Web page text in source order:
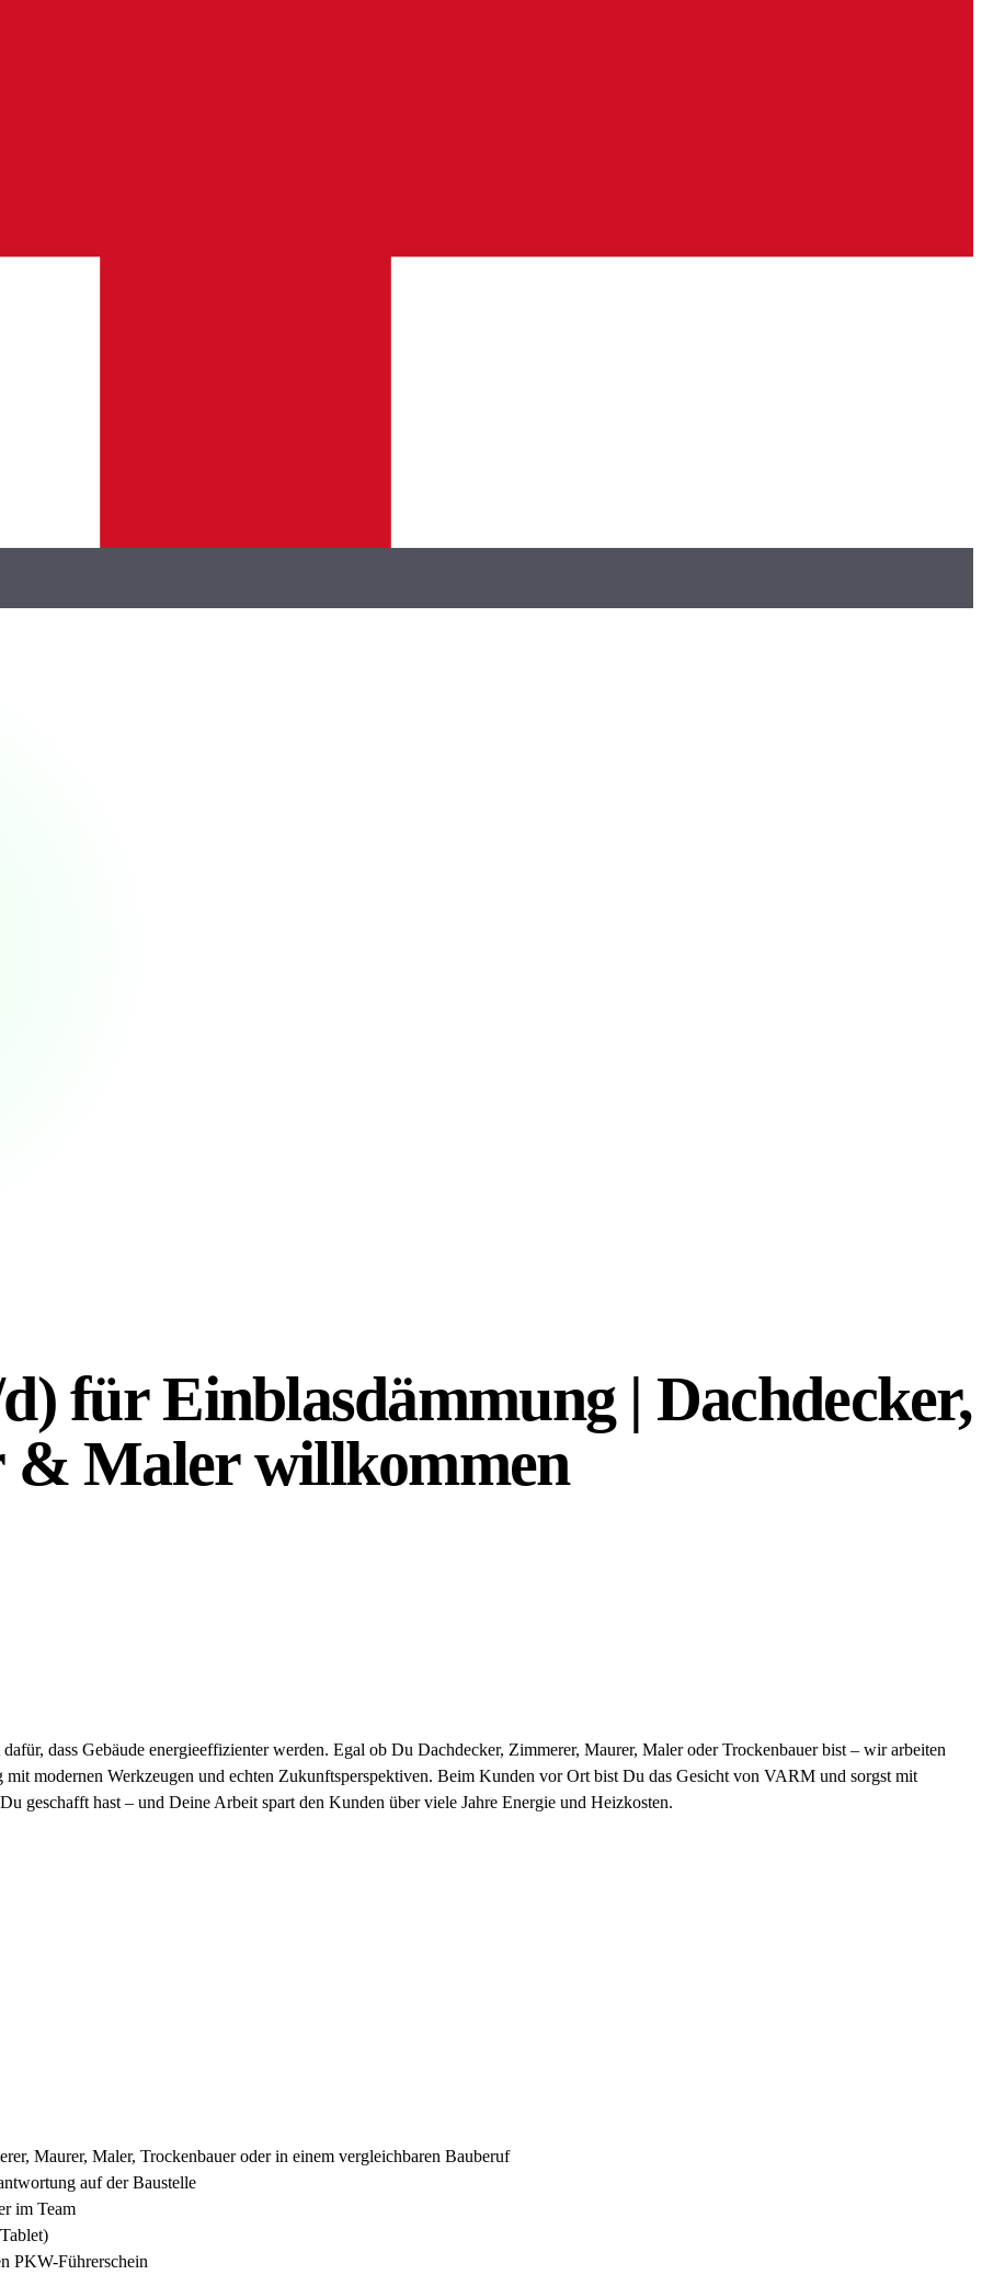
für Einblasdämmung | Dachdecker,
Maler willkommen
dass Gebäude energieeffizienter werden. Egal ob Du Dachdecker, Zimmerer, Maurer, Maler oder Trockenbauer bist – wir arbeiten
modernen Werkzeugen und echten Zukunftsperspektiven. Beim Kunden vor Ort bist Du das Gesicht von VARM und sorgst mit
geschafft hast – und Deine Arbeit spart den Kunden über viele Jahre Energie und Heizkosten.
Maurer, Maler, Trockenbauer oder in einem vergleichbaren Bauberuf
auf der Baustelle
im Team
PKW-Führerschein